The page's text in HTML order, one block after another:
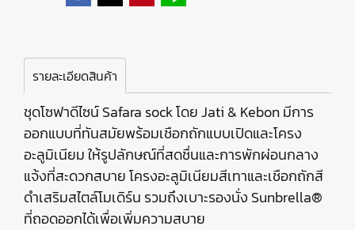
รายละเอียดสินค้า
ชุดโซฟาดีไซน์ Safara sock โดย Jati & Kebon มีการ
ออกแบบที่ทันสมัยพร้อมเชือกถักแบบเปิดและโครง
อะลูมิเนียม ให้รูปลักษณ์ที่สดชื่นและการพักผ่อนกลาง
แจ้งที่สะดวกสบาย โครงอะลูมิเนียมสีเทาและเชือกถักสี
ดำเสริมสไตล์โมเดิร์น รวมถึงเบาะรองนั่ง Sunbrella®
ที่ถอดออกได้เพื่อเพิ่มความสบาย